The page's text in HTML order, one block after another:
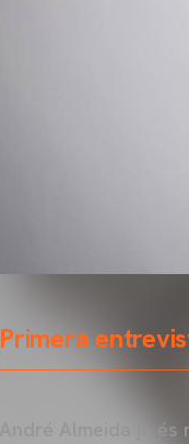
Primera
André Almeida ja